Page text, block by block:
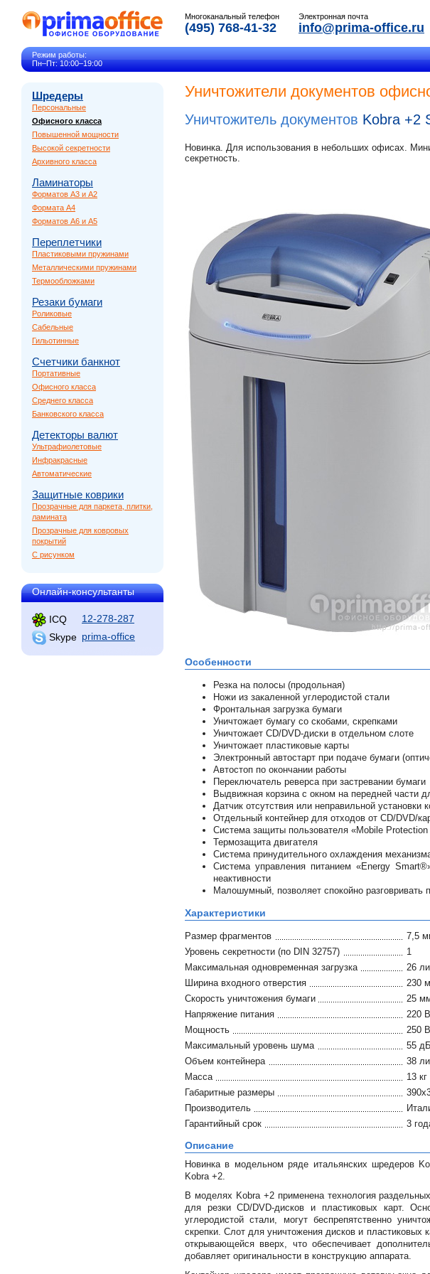
Многоканальный телефон
(495) 768-41-32
Электронная почта
info@prima-office.ru
Режим работы:
Пн–Пт: 10:00–19:00
Шредеры
Персональные
Офисного класса
Повышенной мощности
Высокой секретности
Архивного класса
Ламинаторы
Форматов A3 и A2
Формата A4
Форматов A6 и A5
Переплетчики
Пластиковыми пружинами
Металлическими пружинами
Термообложками
Резаки бумаги
Роликовые
Сабельные
Гильотинные
Счетчики банкнот
Портативные
Офисного класса
Среднего класса
Банковского класса
Детекторы валют
Ультрафиолетовые
Инфракрасные
Автоматические
Защитные коврики
Прозрачные для паркета, плитки,
ламината
Прозрачные для ковровых
покрытий
С рисунком
Онлайн-консультанты
ICQ
12-278-287
Skype prima-office
Уничтожители документов
Уничтожитель документов Kobra +2
Новинка. Для использования в небольших офисах.
секретность.
Особенности
Резка на полосы (продольная)
Ножи из закаленной углеродистой стали
Фронтальная загрузка бумаги
Уничтожает бумагу со скобами, скрепками
Уничтожает CD/DVD-диски в отдельном слоте
Уничтожает пластиковые карты
Электронный автостарт при подаче бумаги
Автостоп по окончании работы
Переключатель реверса при застревании бумаги
Выдвижная корзина с окном на передней части
Датчик отсутствия или неправильной установки
Отдельный контейнер для отходов от CD/DVD/
Система защиты пользователя «Mobile
Термозащита двигателя
Система принудительного охлаждения
Система управления питанием «Energy
неактивности
Малошумный, позволяет спокойно разговривать
Характеристики
Размер фрагментов
7,5
Уровень секретности (по DIN 32757)
1
Максимальная одновременная загрузка
26
Ширина входного отверстия
230
Скорость уничтожения бумаги
25
Напряжение питания
220 В
Мощность
250
Максимальный уровень шума
55 дБ
Объем контейнера
38
Масса
13 кг
Габаритные размеры
Производитель
Гарантийный срок
3
Описание
Новинка в модельном ряде итальянских шредеров
Kobra +2.
В моделях Kobra +2 применена технология
для резки CD/DVD-дисков и пластиковых карт.
углеродистой стали, могут беспрепятственно
скрепки. Слот для уничтожения дисков и пластиковых
открывающейся вверх, что обеспечивает
добавляет оригинальности в конструкцию аппарата.